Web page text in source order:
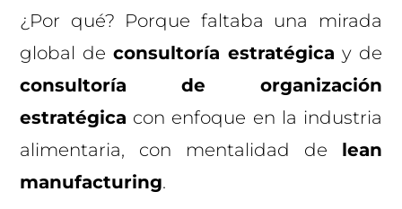
¿Por qué? Porque faltaba una mirada
global deconsultoría estratégica y de
consultoría de organización
estratégica con enfoque en la industria
alimentaria, con mentalidad de lean
manufacturing.